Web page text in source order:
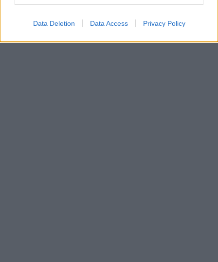
Data Deletion Data Access Privacy Policy
σωστή και η ενδεδειγμένη. Είναι όμως η δική μας σχέση».
ΕΛΕΝΗ ΡΑΝΤΟΥ ΕΛΕΝΗ ΡΑΝΤΟΥ ΚΟΡΗ